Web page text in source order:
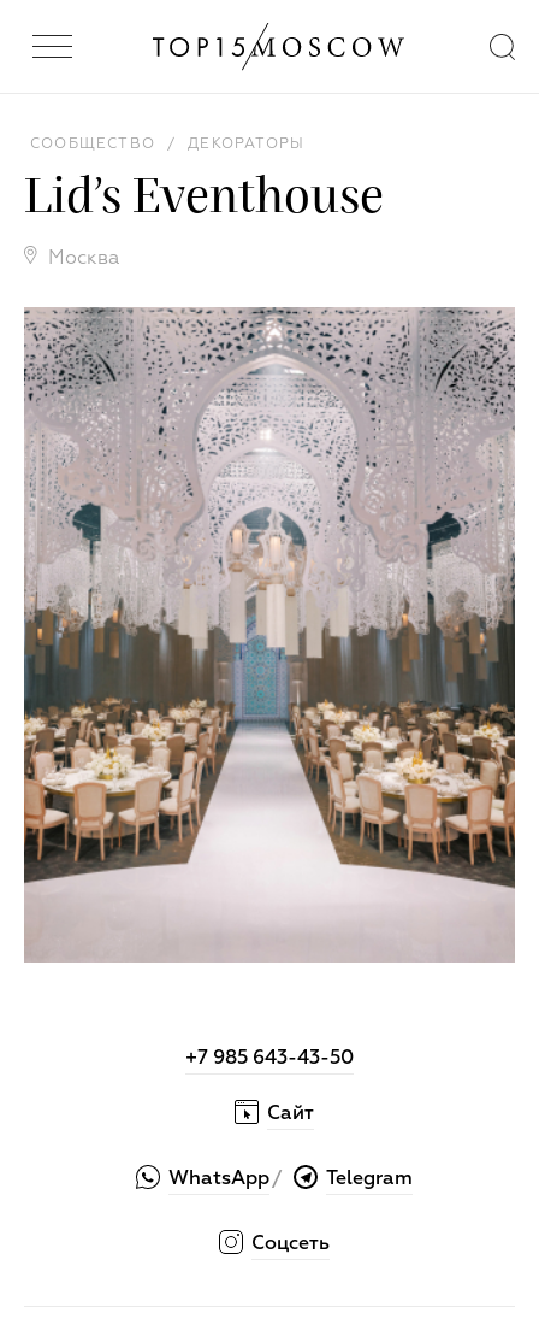
СООБЩЕСТВО / ДЕКОРАТОРЫ
Lid’s Eventhouse
Москва
+7 985 643-43-50
Сайт
WhatsApp/ Telegram
Соцсеть